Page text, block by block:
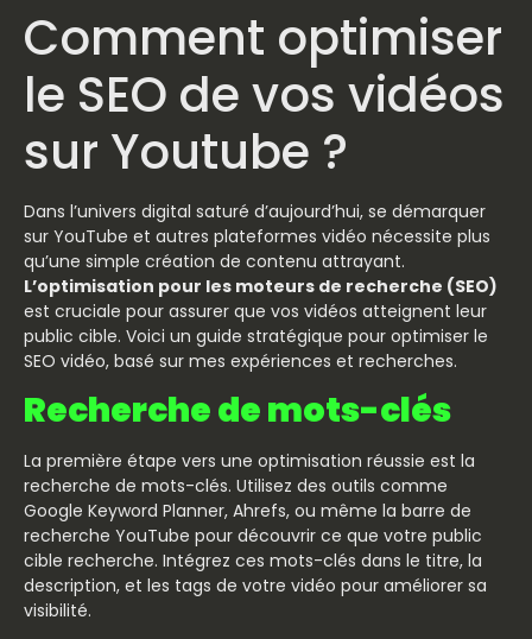
Comment optimiser
le SEO de vos vidéos
sur Youtube ?
Dans l’univers digital saturé d’aujourd’hui, se démarquer
sur YouTube et autres plateformes vidéo nécessite plus
qu’une simple création de contenu attrayant.
L’optimisation pour les moteurs de recherche (SEO)
est cruciale pour assurer que vos vidéos atteignent leur
public cible. Voici un guide stratégique pour optimiser le
SEO vidéo, basé sur mes expériences et recherches.
Recherche de mots-clés
La première étape vers une optimisation réussie est la
recherche de mots-clés. Utilisez des outils comme
Google Keyword Planner, Ahrefs, ou même la barre de
recherche YouTube pour découvrir ce que votre public
cible recherche. Intégrez ces mots-clés dans le titre, la
description, et les tags de votre vidéo pour améliorer sa
visibilité.